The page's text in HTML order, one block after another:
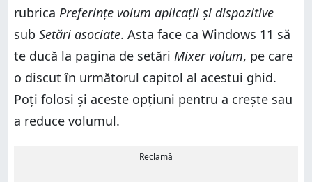
rubrica Preferințe volum aplicații și dispozitive
sub Setări asociate. Asta face ca Windows 11 să
te ducă la pagina de setări Mixer volum, pe care
o discut în următorul capitol al acestui ghid.
Poți folosi și aceste opțiuni pentru a crește sau
a reduce volumul.
Reclamă